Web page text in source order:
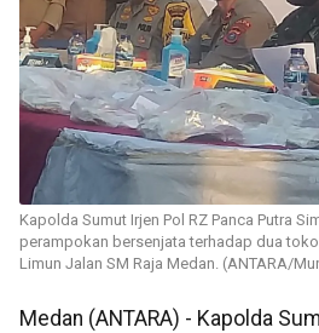
Kapolda Sumut Irjen Pol RZ Panca Putra
perampokan bersenjata terhadap dua
Limun Jalan SM Raja Medan. (ANTARA/
Medan (ANTARA) - Kapolda